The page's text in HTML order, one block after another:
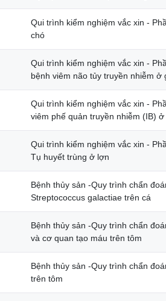
Qui trình kiểm nghiệm vắc xin -
chó
Qui trình kiểm nghiệm vắc xin -
bệnh viêm não tủy truyền nhiễm ở
Qui trình kiểm nghiệm vắc xin -
viêm phế quản truyền nhiễm (IB) ở
Qui trình kiểm nghiệm vắc xin -
Tụ huyết trùng ở lợn
Bệnh thủy sản -Quy trình chẩn
Streptococcus galactiae trên cá
Bệnh thủy sản -Quy trình chẩn
và cơ quan tạo máu trên tôm
Bệnh thủy sản -Quy trình chẩn
trên tôm